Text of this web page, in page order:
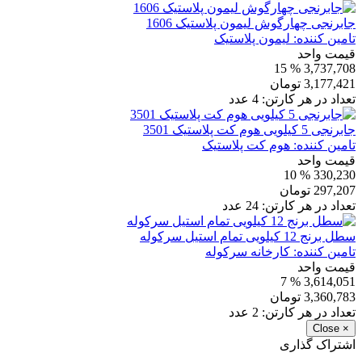
جابرنجی چهارگوش لیمون پلاستیک 1606
تامین کننده: لیمون پلاستیک
قیمت واحد
3,737,708
% 15
3,177,421 تومان
تعداد در هر کارتن: 4 عدد
جابرنجی 5 کیلویی هوم کت پلاستیک 3501
تامین کننده: هوم کت پلاستیک
قیمت واحد
330,230
% 10
297,207 تومان
تعداد در هر کارتن: 24 عدد
سطل برنج 12 کیلویی تمام استیل سرکوله
تامین کننده: کارخانه سرکوله
قیمت واحد
3,614,051
% 7
3,360,783 تومان
تعداد در هر کارتن: 2 عدد
×
Close
اشتراک گذاری